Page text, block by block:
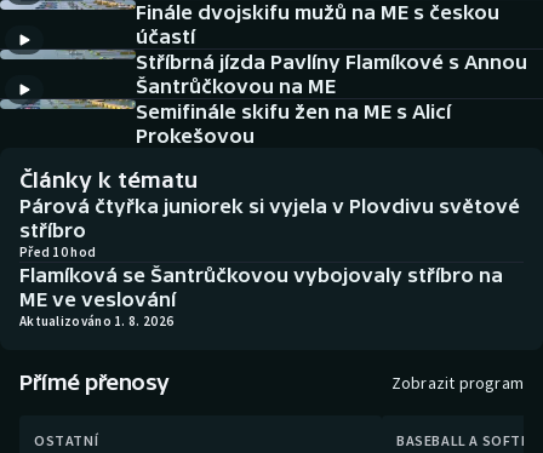
DALŠÍ SPORTY
Americký fotbal
Baseball a softbal
Basketbal
Biatlon
Boby a skeleton
Box
Curling
NEPŘEHLÉDNĚTE
Historické návraty
Aplikace ČT sport
AZ kvíz
Finále dvojskifu mužů na ME s českou
účastí
Stříbrná jízda Pavlíny Flamíkové s Annou
Šantrůčkovou na ME
Semifinále skifu žen na ME s Alicí
Prokešovou
Články k tématu
Párová čtyřka juniorek si vyjela v Plovdivu světové
stříbro
Před 10 hod
Flamíková se Šantrůčkovou vybojovaly stříbro na
ME ve veslování
Aktualizováno 1. 8. 2026
Přímé přenosy Zobrazit program
OSTATNÍ BASEBALL A